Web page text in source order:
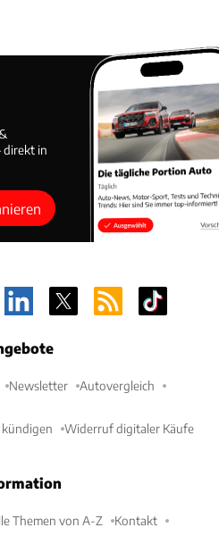
direkt in
Newsletter Autovergleich
kündigen Widerruf digitaler Käufe
Themen von A-Z Kontakt